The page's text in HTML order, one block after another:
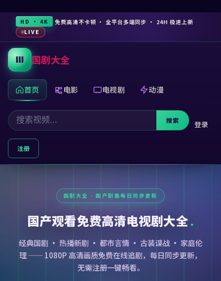
HD · 4K 免费高清不卡顿 · 全平台多端同步 · 24H 极速上新
LIVE
国剧大全
首页 电影 电视剧 动漫
搜索 登录
注册
国产观看免费高清电视剧大全
经典国剧 · 热播新剧 · 都市言情 · 古装谍战 · 家庭伦
理 —— 1080P 高清画质免费在线追剧，每日同步更新，
无需注册一键畅看。